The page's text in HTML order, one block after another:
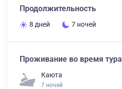
Продолжительность
8 дней 7 ночей
Проживание во время тура
Каюта
7 ночей